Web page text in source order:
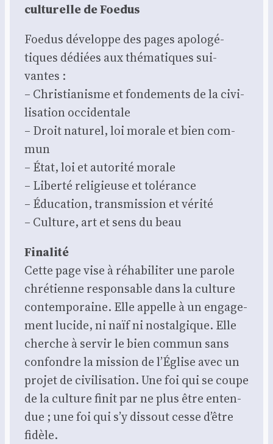
cultu­relle de Foe­dus
Foe­dus déve­loppe des pages apo­lo­gé­
tiques dédiées aux thé­ma­tiques sui­
vantes :
– Chris­tia­nisme et fon­de­ments de la civi­
li­sa­tion occi­den­tale
– Droit natu­rel, loi morale et bien com­
mun
– État, loi et auto­ri­té morale
– Liber­té reli­gieuse et tolé­rance
– Édu­ca­tion, trans­mis­sion et véri­té
– Culture, art et sens du beau
Fina­li­té
Cette page vise à réha­bi­li­ter une parole
chré­tienne res­pon­sable dans la culture
contem­po­raine. Elle appelle à un enga­ge­
ment lucide, ni naïf ni nos­tal­gique. Elle
cherche à ser­vir le bien com­mun sans
confondre la mis­sion de l’Église avec un
pro­jet de civi­li­sa­tion. Une foi qui se coupe
de la culture finit par ne plus être enten­
due ; une foi qui s’y dis­sout cesse d’être
fidèle.